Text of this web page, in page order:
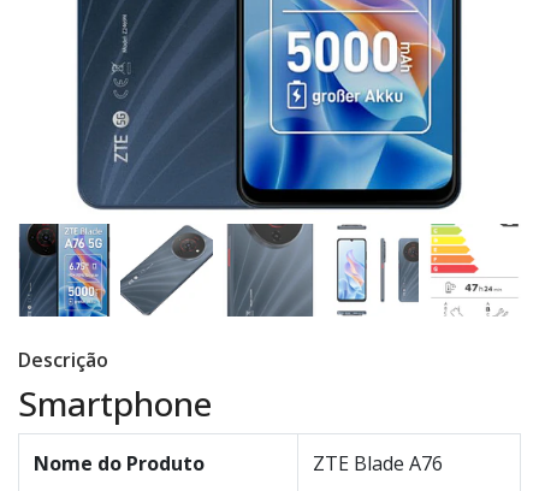
Descrição
Smartphone
Nome do Produto ZTE Blade A76